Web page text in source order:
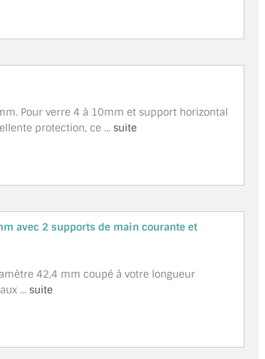
Pour verre 4 à 10mm et support horizontal
protection, ce ... suite
avec 2 supports de main courante et
42,4 mm coupé à votre longueur
... suite